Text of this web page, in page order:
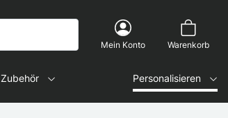
Mein Konto Warenkorb
Zubehör Personalisieren